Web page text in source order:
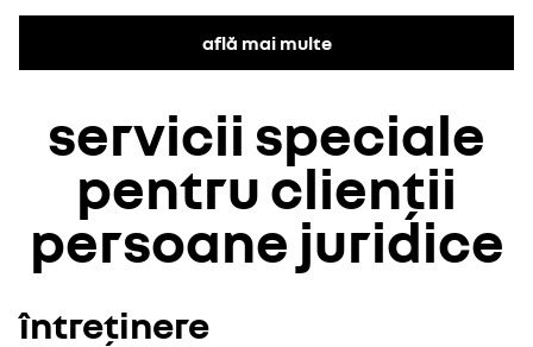
află mai multe
servicii speciale
pentru clienții
persoane juridice
întreținere